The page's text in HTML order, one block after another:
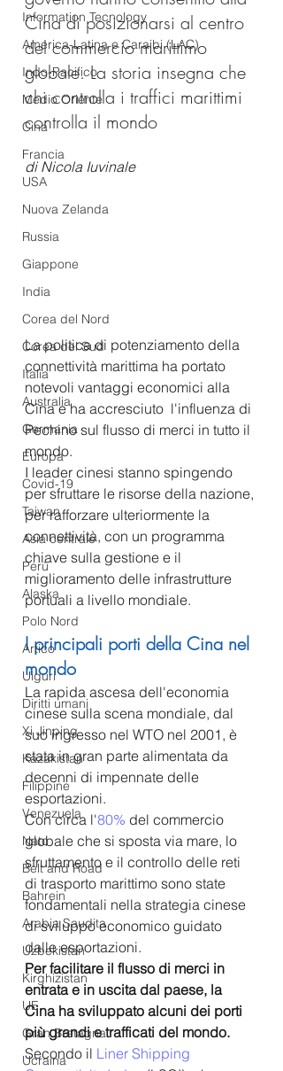
Information Tecnology
America-Latina e Caraibi (LAC)
Indo-Pacifico
Medio Oriente
Cina
Francia
USA
Nuova Zelanda
Russia
Giappone
India
Corea del Nord
Corea del Sud
Italia
Australia
Germania
Europa
Covid-19
Taiwan
Asia centrale
Perù
Alaska
Polo Nord
Artico
Uiguri
Diritti umani
Xi Jinping
Kazakistan
Filippine
Venezuela
Nato
Belt and Road
Bahrein
Arabia Saudita
Uzbekistan
Kirghizistan
UE
Gran Bretagna
Ucraina
Cina di posizionarsi al centro
del commercio marittimo
globale. La storia insegna che
chi controlla i traffici marittimi
controlla il mondo
di Nicola Iuvinale
La politica di potenziamento della
connettività marittima ha portato
notevoli vantaggi economici alla
Cina e ha accresciuto  l'influenza di
Pechino sul flusso di merci in tutto il
mondo.
I leader cinesi stanno spingendo
per sfruttare le risorse della nazione,
per rafforzare ulteriormente la
connettività, con un programma
chiave sulla gestione e il
miglioramento delle infrastrutture
portuali a livello mondiale.
I principali porti della Cina nel
mondo
La rapida ascesa dell'economia
cinese sulla scena mondiale, dal
suo ingresso nel WTO nel 2001, è
stata in gran parte alimentata da
decenni di impennate delle
esportazioni.
Con circa l'80% del commercio
globale che si sposta via mare, lo
sfruttamento e il controllo delle reti
di trasporto marittimo sono state
fondamentali nella strategia cinese
di sviluppo economico guidato
dalle esportazioni.
Per facilitare il flusso di merci in
entrata e in uscita dal paese, la
Cina ha sviluppato alcuni dei porti
più grandi e trafficati del mondo.
Secondo il Liner Shipping